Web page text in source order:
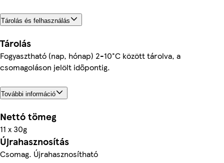
Tárolás és felhasználás
Tárolás
Fogyasztható (nap, hónap) 2-10°C között tárolva, a
csomagoláson jelölt időpontig.
További információ
Nettó tömeg
11 x 30g
Újrahasznosítás
Csomag. Újrahasznosítható